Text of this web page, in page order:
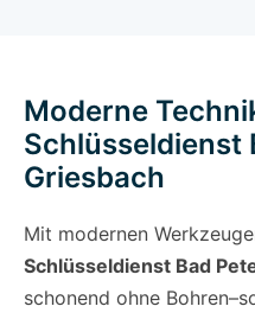
Moderne
Schlüsseldienst
Griesbach
Mit modernen
Schlüsseldienst Bad
schonend ohne